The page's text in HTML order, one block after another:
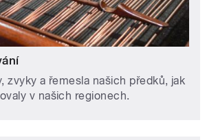
zvyky a řemesla našich předků, jak
v našich regionech.